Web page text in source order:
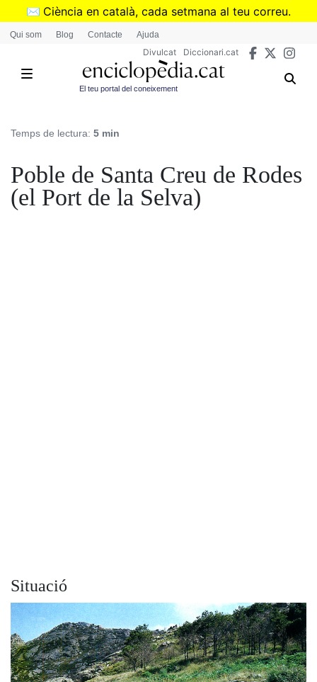
Vés
✉️ Ciència en català, cada setmana al teu correu.
➜Subscriu-te al butlletí de Divulcat
Qui som Blog Contacte Ajuda
Divulcat Diccionari.cat
El teu portal del coneixement
Temps de lectura: 5 min
Poble de Santa Creu de Rodes
(el Port de la Selva)
Situació